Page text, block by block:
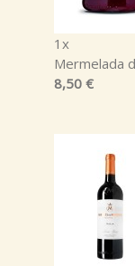
1x
Mermelada
8,50 €